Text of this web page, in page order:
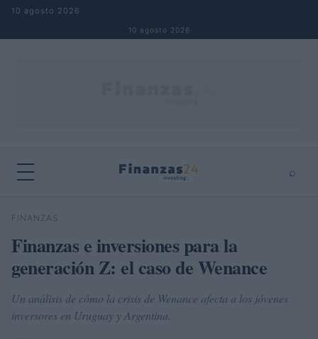
Saltar al contenido
10 agosto 2026
10 agosto 2026
⌕
Buscar
FINANZAS
Finanzas e inversiones para la
generación Z: el caso de Wenance
Un análisis de cómo la crisis de Wenance afecta a los jóvenes
inversores en Uruguay y Argentina.